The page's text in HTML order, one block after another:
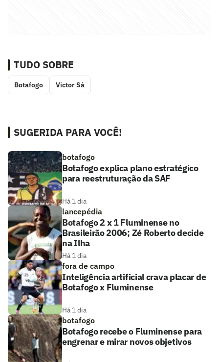
TUDO SOBRE
Botafogo Victor Sá
SUGERIDA PARA VOCÊ!
botafogo
Botafogo explica plano estratégico
para reestruturação da SAF
Há 1 dia
lancepédia
Botafogo 2 x 1 Fluminense no
Brasileirão 2006; Zé Roberto decide
na Ilha
Há 1 dia
fora de campo
Inteligência artificial crava placar de
Botafogo x Fluminense
Há 1 dia
botafogo
Botafogo recebe o Fluminense para
engrenar e mirar novos objetivos